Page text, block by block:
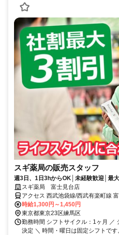
スギ薬局の販売スタッフ
週3日、1日3hからOK│未経験歓迎│最
スギ薬局 富士見台店
アクセス 西武池袋線/西武有楽町線
袋線/西武有楽町線 中村橋徒歩約13
高野台南口徒歩約14分
時給1,300円～1,450円
東京都東京23区練馬区
勤務時間 シフトサイクル：1ヶ月 ／
決定 ＼ 時間・曜日は固定シフトで